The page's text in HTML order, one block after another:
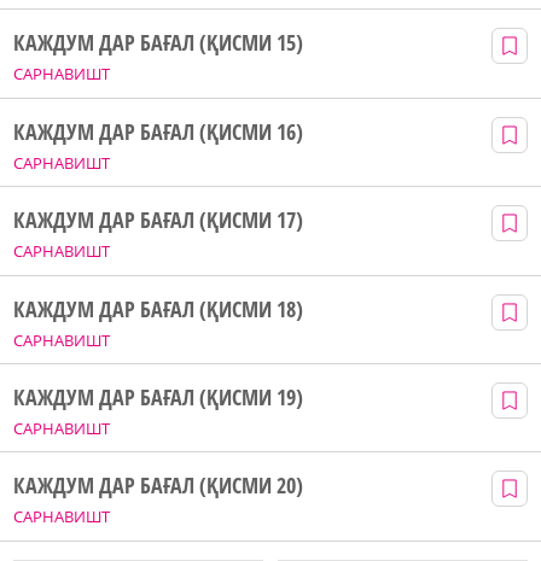
САРНАВИШТ
КАЖДУМ ДАР БАҒАЛ (ҚИСМИ 15)
САРНАВИШТ
КАЖДУМ ДАР БАҒАЛ (ҚИСМИ 16)
САРНАВИШТ
КАЖДУМ ДАР БАҒАЛ (ҚИСМИ 17)
САРНАВИШТ
КАЖДУМ ДАР БАҒАЛ (ҚИСМИ 18)
САРНАВИШТ
КАЖДУМ ДАР БАҒАЛ (ҚИСМИ 19)
САРНАВИШТ
КАЖДУМ ДАР БАҒАЛ (ҚИСМИ 20)